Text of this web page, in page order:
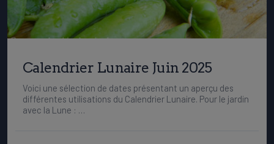
Calendrier Lunaire Juin 2025
Voici une sélection de dates présentant un aperçu des
différentes utilisations du Calendrier Lunaire. Pour le jardin
avec la Lune : …